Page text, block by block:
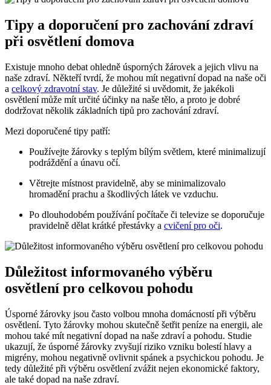
Tipy a doporučení pro zachování zdraví
při osvětlení domova
Existuje mnoho debat ohledně úsporných žárovek a jejich vlivu na
naše zdraví. Někteří‌ tvrdí, že mohou ​mít ⁢negativní dopad na naše oči
a celkový zdravotní stav. Je důležité si uvědomit, že jakékoli
osvětlení může mít určité účinky na ‍naše tělo, a proto je dobré
dodržovat několik základních tipů pro zachování zdraví.
Mezi doporučené tipy patří:
Používejte žárovky s teplým bílým světlem, které minimalizují
podráždění a únavu očí.
Větrejte‌ místnost‍ pravidelně, aby se minimalizovalo
hromadění prachu a škodlivých ⁤látek ve vzduchu.
Po dlouhodobém používání počítače či televize se doporučuje
pravidelně dělat krátké přestávky a cvičení pro oči.
Důležitost informovaného výběru
osvětlení pro⁣ celkovou pohodu
Úsporné žárovky jsou ⁣často volbou mnoha domácností při výběru
osvětlení. Tyto žárovky mohou skutečně šetřit peníze na energii, ale
mohou⁢ také mít negativní dopad na naše zdraví a pohodu. Studie
ukazují,‌ že úsporné žárovky zvyšují riziko ⁣vzniku ‍bolestí hlavy a
migrény, ⁤mohou negativně ovlivnit spánek a psychickou pohodu. Je
tedy důležité ⁤při výběru osvětlení zvážit nejen ekonomické faktory,
ale také dopad na naše⁣ zdraví.